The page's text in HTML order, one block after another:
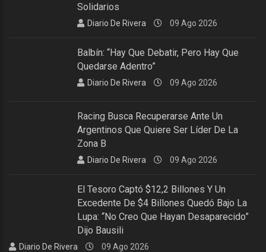
Solidarios
Diario De Rivera 09 Ago 2026
Balbín: “Hay Que Debatir, Pero Hay Que
Quedarse Adentro”
Diario De Rivera 09 Ago 2026
Racing Busca Recuperarse Ante Un
Argentinos Que Quiere Ser Líder De La
Zona B
Diario De Rivera 09 Ago 2026
El Tesoro Captó $12,2 Billones Y Un
Excedente De $4 Billones Quedó Bajo La
Lupa: “No Creo Que Hayan Desaparecido”
Dijo Bausili
Diario De Rivera 09 Ago 2026